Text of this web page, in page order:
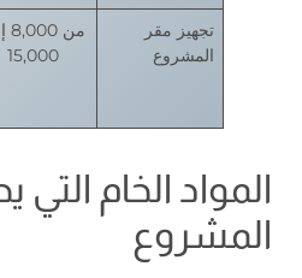
تجهيز مقر
المشروع
15,000
المواد الخام التي
المشروع